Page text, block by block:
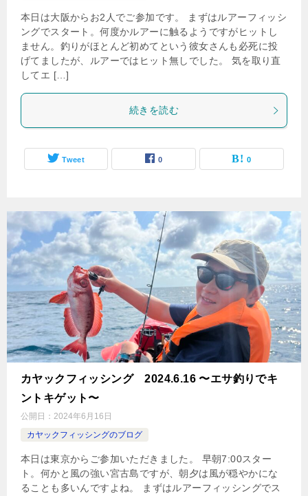
本日は大阪からお2人でご参加です。 まずはルアーフィッシ
ングでスタート。何度かルアーに触るようですがヒットし
ません。釣りがほとんど初めてという彼女さんも必死に投
げてましたが、ルアーではヒット無しでした。 気を取り直
してエ […]
続きを読む
Tweet 0 0
カヤックフィッシング 2024.6.16 〜エサ釣りでキ
ントキゲット〜
公開日： 2024年6月16日
カヤックフィッシングのブログ
本日は東京からご参加いただきました。 早朝7:00スター
ト。何かと風の強い宮古島ですが、朝夕は風が穏やかにな
ることも多いんですよね。 まずはルアーフィッシングでス